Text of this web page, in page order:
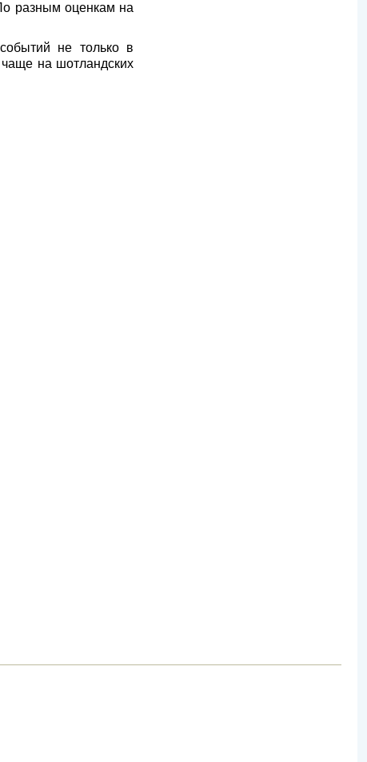
разным оценкам на
не только в
на шотландских